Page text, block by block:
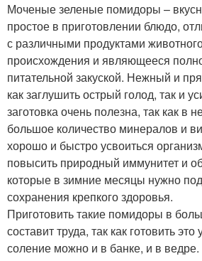
Моченые зеленые помидоры –
простое в приготовлении блюдо,
с различными продуктами
происхождения и являющееся
питательной закуской. Нежный и
как заглушить острый голод, так и
заготовка очень полезна, так как в
большое количество минералов и
хорошо и быстро усвоиться
повысить природный иммунитет и
которые в зимние месяцы нужно
сохранения крепкого здоровья.
Приготовить такие помидоры в
составит труда, так как готовить
соление можно и в банке, и в ведре.